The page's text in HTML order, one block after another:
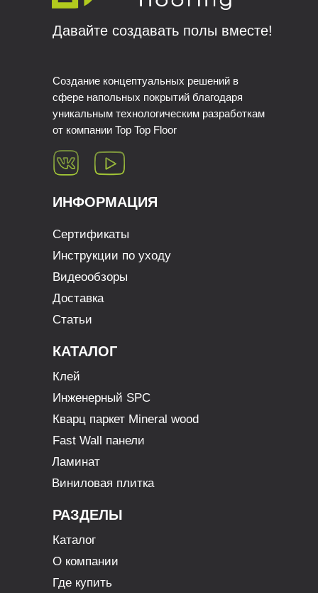
Давайте создавать полы вместе!
Создание концептуальных решений в
сфере напольных покрытий благодаря
уникальным технологическим разработкам
от компании Top Top Floor
ИНФОРМАЦИЯ
РАЗДЕЛЫ
КАТАЛОГ
Сертификаты
Инструкции по уходу
Видеообзоры
Доставка
Каталог
О компании
Где купить
Клей
Инженерный SPC
Кварц паркет Mineral wood
Fast Wall панели
Статьи
Ламинат
Виниловая плитка